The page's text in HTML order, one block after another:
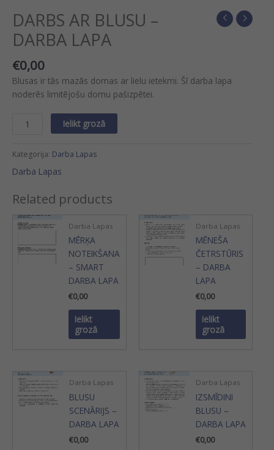
DARBS AR BLUSU –
DARBA LAPA
€0,00
Blusas ir tās mazās domas ar lielu ietekmi. Šī darba lapa
noderēs limitējošu domu pašizpētei.
Ielikt grozā
Kategorija: Darba Lapas
Darba Lapas
Related products
Darba Lapas
MĒRĶA
NOTEIKŠANA
– SMART
DARBA LAPA
€0,00
Ielikt
grozā
Darba Lapas
MĒNEŠA
ČETRSTŪRIS
– DARBA
LAPA
€0,00
Ielikt
grozā
Darba Lapas
BLUSU
SCENĀRIJS –
DARBA LAPA
€0,00
Darba Lapas
IZSMĪDINI
BLUSU –
DARBA LAPA
€0,00